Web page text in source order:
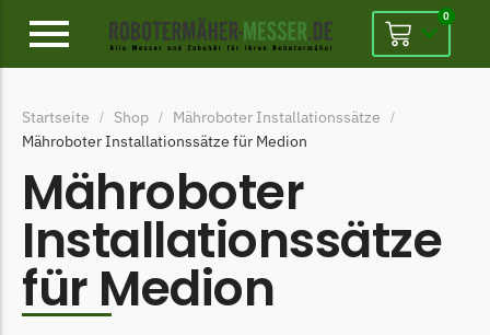
Alpina Messer
Ambrogio
Ambrogio Messer
Begrenzungsdraht
Belrobotics
0
Startseite / Shop / Mähroboter Installationssätze /
Mähroboter Installationssätze für Medion
Mähroboter
Installationssätze
für Medion